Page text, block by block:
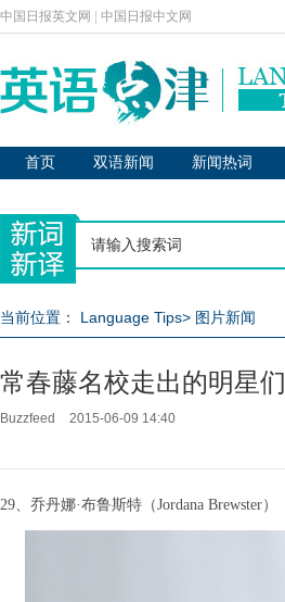
中国日报英文网 中国日报中文网
首页 双语新闻 新闻热词
当前位置： Language Tips> 图片新闻
常春藤名校走出的明星们
Buzzfeed 2015-06-09 14:40
29、乔丹娜·布鲁斯特（Jordana Brewster）